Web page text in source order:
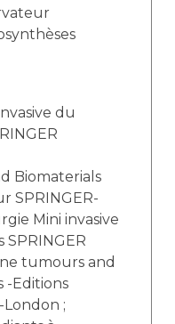
SPRINGER-
Mini invasive
tumours and
-Editions